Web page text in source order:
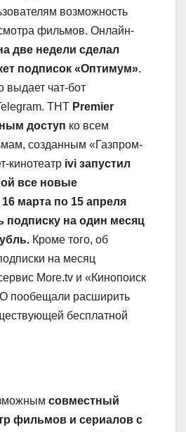
возможность
фильмов. Онлайн-
две недели сделал
подписок «Оптимум».
выдает чат-бот
ТНТ Premier
доступ ко всем
созданным «Газпром-
кинотеатр ivi запустил
все новые
марта по 15 апреля
подписку на один месяц
Кроме того, об
на месяц
More.tv и «Кинопоиск
пообещали расширить
бесплатной
совместный
фильмов и сериалов с